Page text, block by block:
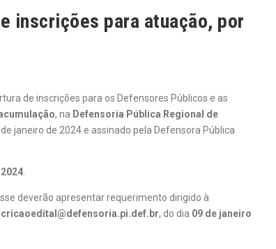
inscrições para atuação, por
de inscrições para os Defensores Públicos e as
, na Defensoria Pública Regional de
janeiro de 2024 e assinado pela Defensora Pública
deverão apresentar requerimento dirigido à
, do dia 09 de janeiro